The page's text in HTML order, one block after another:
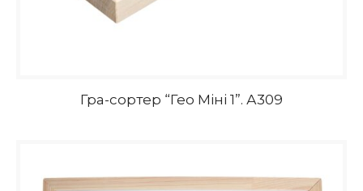
Гра-сортер “Гео Міні 1”. А309